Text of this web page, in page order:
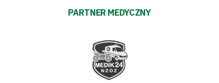
PARTNER MEDYCZNY